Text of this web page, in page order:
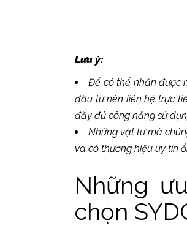
Lưu ý:
Để có thể nhận được
đầu tư nên liên hệ trực
đầy đủ công năng sử
Những vật tư mà
và có thương hiệu uy tín
Những
chọn